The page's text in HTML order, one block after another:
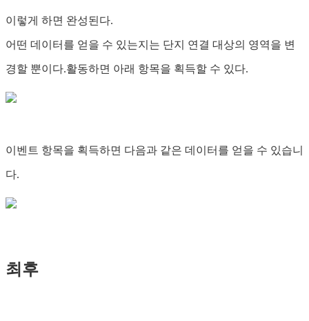
이렇게 하면 완성된다.
어떤 데이터를 얻을 수 있는지는 단지 연결 대상의 영역을 변
경할 뿐이다.활동하면 아래 항목을 획득할 수 있다.
이벤트 항목을 획득하면 다음과 같은 데이터를 얻을 수 있습니
다.
최후